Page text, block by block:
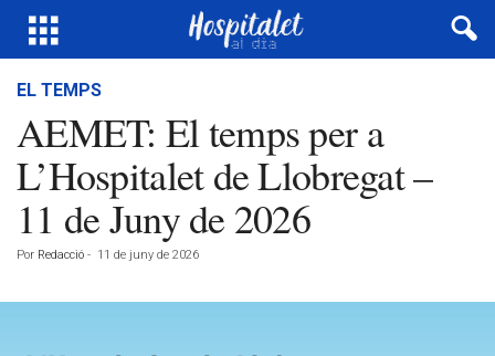
EL TEMPS
AEMET: El temps per a
L’Hospitalet de Llobregat –
11 de Juny de 2026
Por Redacció - 11 de juny de 2026